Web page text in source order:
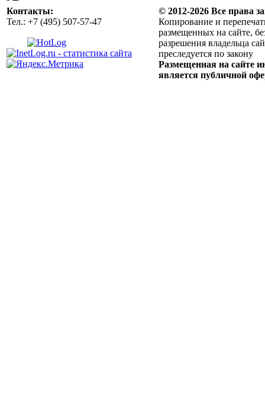
Контакты:
Тел.: +7 (495) 507-57-47
© 2012-2026 Все права
Копирование и
размещенных на сайте,
разрешения владельца
преследуется по закону
Размещенная на сайте
является публичной